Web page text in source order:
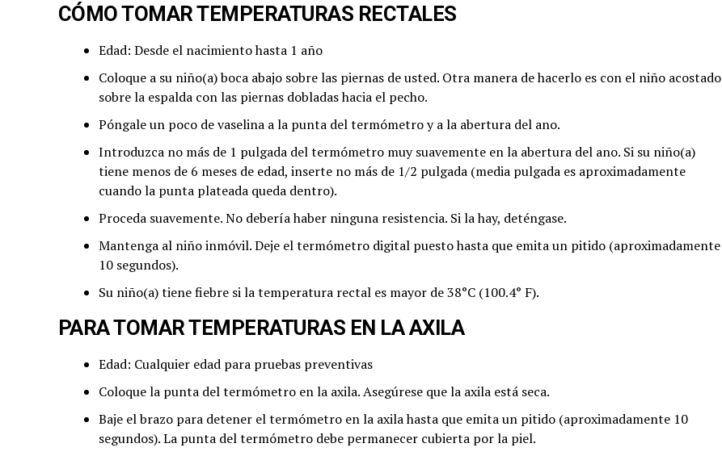
CÓMO TOMAR TEMPERATURAS RECTALES
Edad: Desde el nacimiento hasta 1 año
Coloque a su niño(a) boca abajo sobre las piernas de usted. Otra manera de hacerlo es con el niño acostado
sobre la espalda con las piernas dobladas hacia el pecho.
Póngale un poco de vaselina a la punta del termómetro y a la abertura del ano.
Introduzca no más de 1 pulgada del termómetro muy suavemente en la abertura del ano. Si su niño(a)
tiene menos de 6 meses de edad, inserte no más de 1/2 pulgada (media pulgada es aproximadamente
cuando la punta plateada queda dentro).
Proceda suavemente. No debería haber ninguna resistencia. Si la hay, deténgase.
Mantenga al niño inmóvil. Deje el termómetro digital puesto hasta que emita un pitido (aproximadamente
10 segundos).
Su niño(a) tiene fiebre si la temperatura rectal es mayor de 38°C (100.4° F).
PARA TOMAR TEMPERATURAS EN LA AXILA
Edad: Cualquier edad para pruebas preventivas
Coloque la punta del termómetro en la axila. Asegúrese que la axila está seca.
Baje el brazo para detener el termómetro en la axila hasta que emita un pitido (aproximadamente 10
segundos). La punta del termómetro debe permanecer cubierta por la piel.